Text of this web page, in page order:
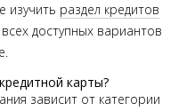
изучить раздел кредитов
доступных вариантов
карты?
зависит от категории